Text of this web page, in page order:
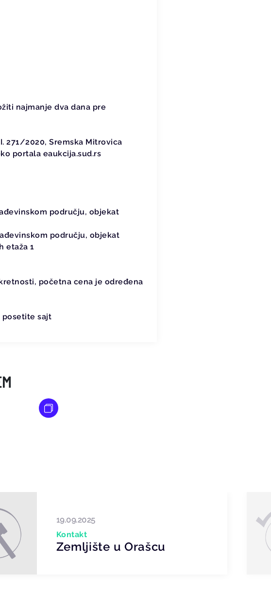
najmanje dva dana pre
271/2020, Sremska Mitrovica
portala eaukcija.sud.rs
području, objekat
području, objekat
etaža 1
početna cena je određena
posetite sajt
19.09.2025
Kontakt
Zemljište u Orašcu